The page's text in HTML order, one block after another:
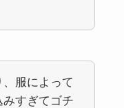
服によって
すぎてゴチ